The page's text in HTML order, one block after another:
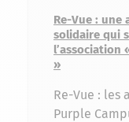
Re-Vue :
solidaire qui
l’association
»
Re-Vue : les
Purple